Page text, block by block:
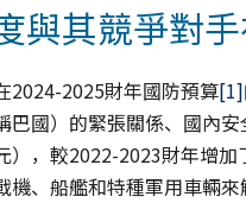
與其競爭對
2024-2025財年國防預算[1]
稱巴國）的緊張關係、國內
），較2022-2023財年增
機、船艦和特種軍用車輛來